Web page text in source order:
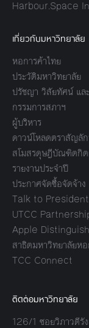
Harbour.Space
เกี่ยวกับมหาวิทยาลัย
หอการค้าไทย
ประวัติมหาวิทยาลัย
ปรัชญา วิสัยทัศน์ แล
กรรมการสภาฯ
ผู้บริหาร
ดาวน์โหลดตราสัญลั
สโมสรดุษฎีบัณฑิตกิ
รายงานประจำปี
ประกาศจัดซื้อจัดจ้าง
Talk to President
UTCC
Apple
สาธิตมหาวิทยาลัยห
TCC Connect
ติดต่อมหาวิทยาลัย
126/1 ซอยวิภาวดีรั